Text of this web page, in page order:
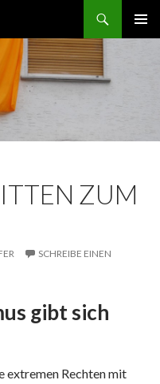
ZUM
SCHREIBE EINEN
gibt sich
extremen Rechten mit